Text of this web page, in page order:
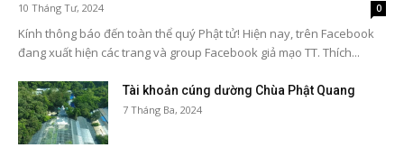
10 Tháng Tư, 2024 0
Kính thông báo đến toàn thể quý Phật tử! Hiện nay, trên Facebook
đang xuất hiện các trang và group Facebook giả mạo TT. Thích...
Tài khoản cúng dường Chùa Phật Quang
7 Tháng Ba, 2024